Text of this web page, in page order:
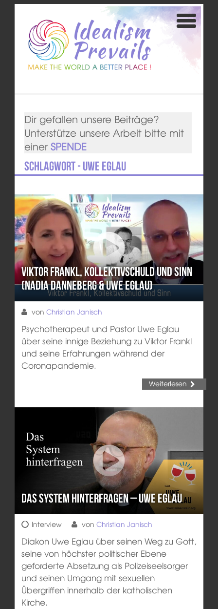
Dir gefallen unsere Beiträge?
Unterstütze unsere Arbeit bitte mit
einer SPENDE
Schlagwort - Uwe Eglau
Viktor Frankl, Kollektivschuld und Sinn
(Nadia Danneberg & Uwe Eglau)
von Christian Janisch
Psychotherapeut und Pastor Uwe Eglau
über seine innige Beziehung zu Viktor Frankl
und seine Erfahrungen während der
Coronapandemie.
Weiterlesen
Das System hinterfragen – Uwe Eglau
Interview von Christian Janisch
Diakon Uwe Eglau über seinen Weg zu Gott,
seine von höchster politischer Ebene
geforderte Absetzung als Polizeiseelsorger
und seinen Umgang mit sexuellen
Übergriffen innerhalb der katholischen
Kirche.